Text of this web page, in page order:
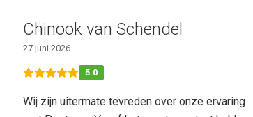
Chinook van Schendel
27 juni 2026
5.0
Wij zijn uitermate tevreden over onze ervaring